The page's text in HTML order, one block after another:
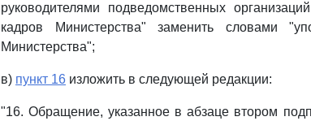
руководителями подведомственных
кадров Министерства" заменить словами
Министерства";
в) пункт 16 изложить в следующей редакции:
"16. Обращение, указанное в абзаце втором